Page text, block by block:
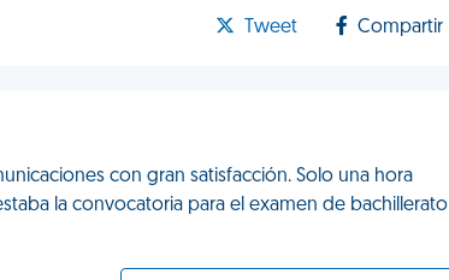
Tweet Compartir
con gran satisfacción. Solo una hora
la convocatoria para el examen de bachillerato